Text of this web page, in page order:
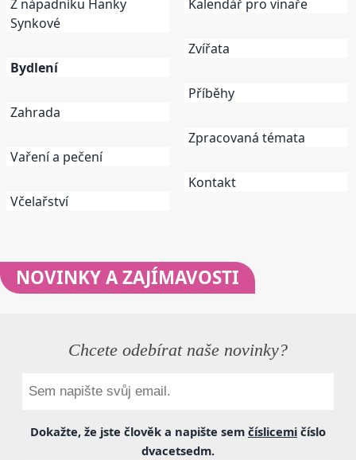
Z nápadníku Hanky
Synkové
Bydlení
Zahrada
Vaření a pečení
Včelařství
Kalendář pro vinaře
Zvířata
Příběhy
Zpracovaná témata
Kontakt
NOVINKYA ZAJÍMAVOSTI
Chcete odebírat naše novinky?
Dokažte, že jste člověk a napište sem číslicemi číslo
dvacetsedm.